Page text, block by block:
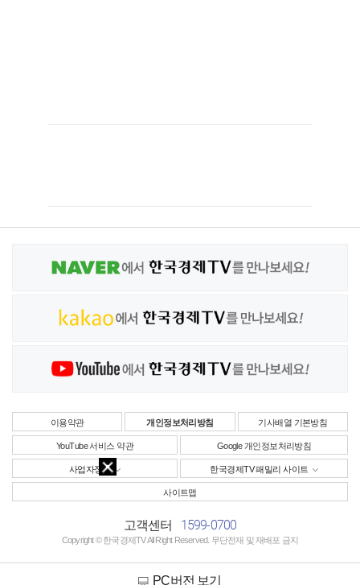
이용약관 개인정보처리방침 기사배열 기본방침
YouTube 서비스 약관 Google 개인정보처리방침
사업자정보 한국경제TV 패밀리 사이트
사이트맵
고객센터 1599-0700
Copyright © 한국경제TV All Right Reserved. 무단전재 및 재배포 금지
PC버전 보기